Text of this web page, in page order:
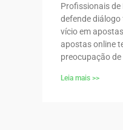
Profissionais de
defende
vício em
apostas online
preocupação
Leia mais >>